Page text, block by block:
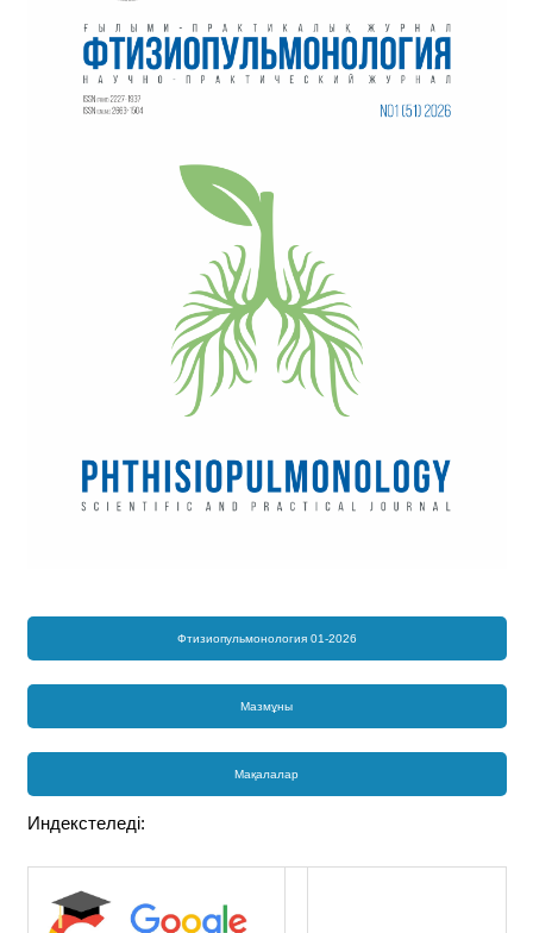
Фтизиопульмонология 01-2026
Мазмұны
Мақалалар
Индекстеледі: